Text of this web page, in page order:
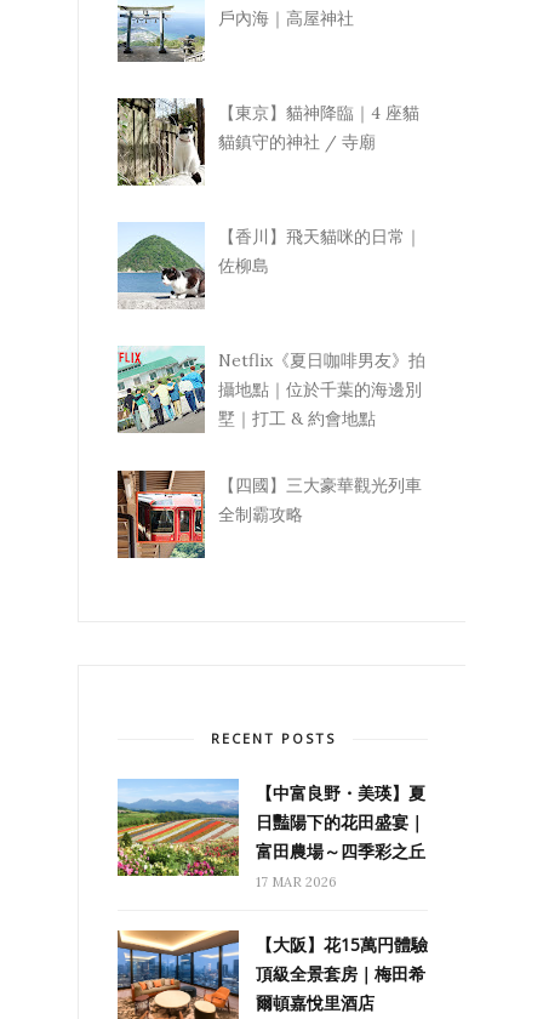
戶內海｜高屋神社
【東京】貓神降臨｜4 座貓
貓鎮守的神社 / 寺廟
【香川】飛天貓咪的日常｜
佐柳島
Netflix《夏日咖啡男友》拍
攝地點｜位於千葉的海邊別
墅｜打工 & 約會地點
【四國】三大豪華觀光列車
全制霸攻略
RECENT POSTS
【中富良野・美瑛】夏
日豔陽下的花田盛宴｜
富田農場～四季彩之丘
17 MAR 2026
【大阪】花15萬円體驗
頂級全景套房｜梅田希
爾頓嘉悅里酒店